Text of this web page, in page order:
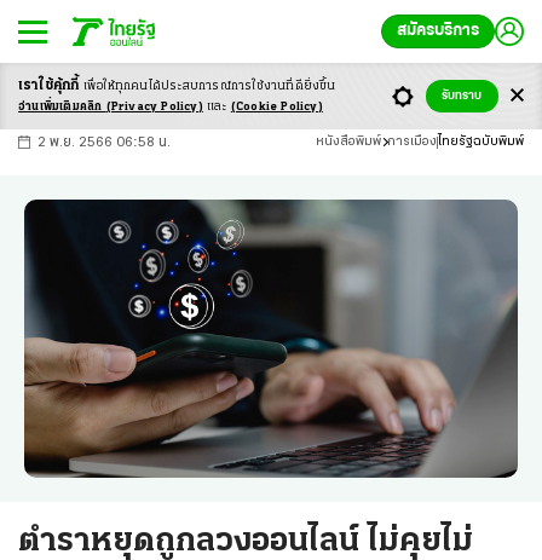
สมัครบริการ
-ก ก ก+
2 พ.ย. 2566 06:58 น. หนังสือพิมพ์ การเมือง ไทยรัฐฉบับพิมพ์
ตำราหยุดถูกลวงออนไลน์ ไม่คุยไม่
เราใช้คุ้กกี้ เพื่อให้ทุกคนได้ประสบการณ์การใช้งานที่ดียิ่งขึ้น
อ่านเพิ่มเติมคลิก (Privacy Policy) และ (Cookie Policy)
รับทราบ